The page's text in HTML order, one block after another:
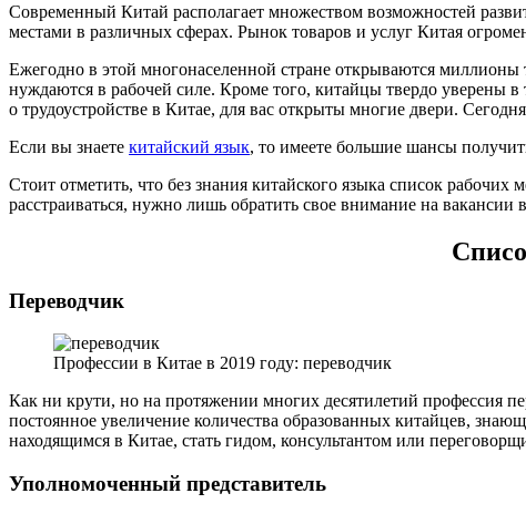
Современный Китай располагает множеством возможностей
местами в различных сферах. Рынок товаров и услуг Китая
Ежегодно в этой многонаселенной стране открываются
нуждаются в рабочей силе. Кроме того, китайцы твердо уверены
о трудоустройстве в Китае, для вас открыты многие двери.
Если вы знаете китайский язык, то имеете большие шансы
Стоит отметить, что без знания китайского языка список
расстраиваться, нужно лишь обратить свое внимание на
Переводчик
Профессии в Китае в 2019 году: переводчик
Как ни крути, но на протяжении многих десятилетий профессия
постоянное увеличение количества образованных китайцев,
находящимся в Китае, стать гидом, консультантом или
Уполномоченный представитель